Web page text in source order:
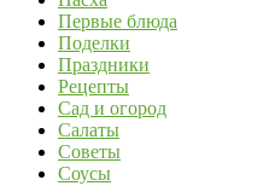
Первые блюда
Поделки
Праздники
Рецепты
Сад и огород
Салаты
Советы
Соусы